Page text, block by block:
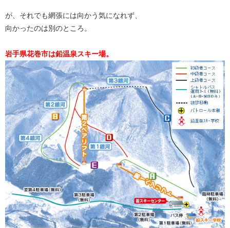
が、それでも網張には向かう気になれず、
向かったのは別のところ。
岩手県花巻市は鉛温泉スキー場。